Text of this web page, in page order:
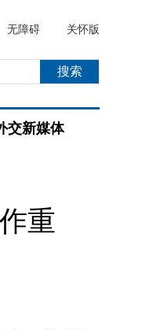
无障碍 关怀版
交新媒体
重